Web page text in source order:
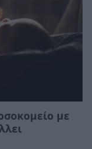
με